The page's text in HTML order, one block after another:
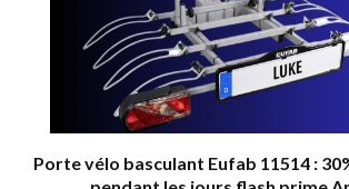
Porte vélo basculant Eufab 11514 :